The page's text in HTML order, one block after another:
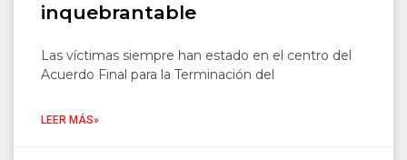
inquebrantable
Las víctimas siempre han estado en el centro del
Acuerdo Final para la Terminación del
LEER MÁS»